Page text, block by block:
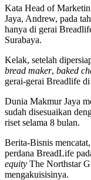
Kata Head of
Jaya, Andrew, pada
hanya di gerai
Surabaya.
Kelak, setelah
bread maker, baked
gerai-gerai Breadlife
Dunia Makmur Jaya
sudah disesuaikan
riset selama 8 bulan.
Berita-Bisnis
perdana BreadLife
equity The Northstar
mengakuisisinya.